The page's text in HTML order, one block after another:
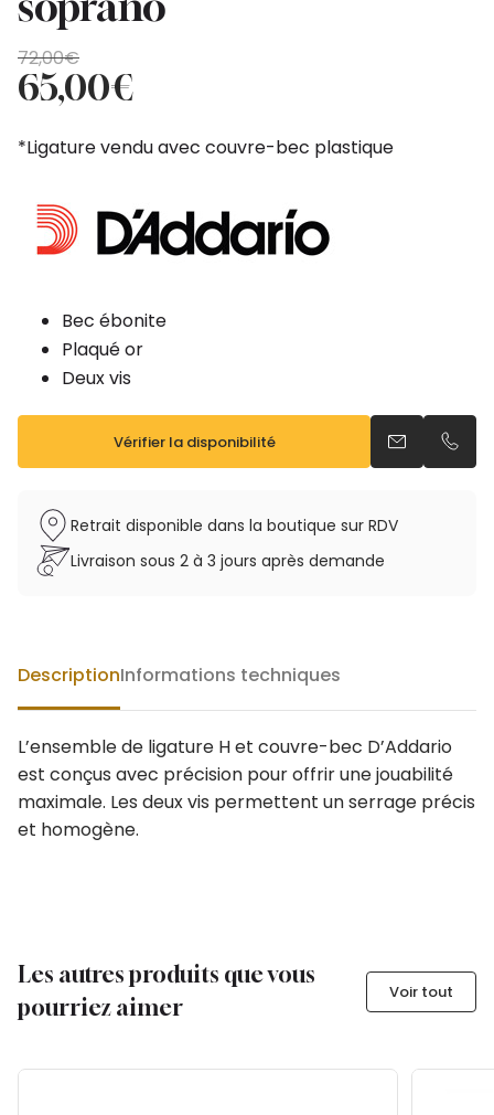
72,00€
Le
prix
initial
était :
72,00€.
65,00€
Le
prix
actuel
est :
65,00€.
*Ligature vendu avec couvre-bec plastique
Bec ébonite
Plaqué or
Deux vis
Vérifier la disponibilité Envoyer un
Retrait disponible dans la boutique sur RDV
Livraison sous 2 à 3 jours après demande
DescriptionInformations techniques
L’ensemble de ligature H et couvre-bec D’Addario
est conçus avec précision pour offrir une jouabilité
maximale. Les deux vis permettent un serrage précis
et homogène.
Les autres produits que vous
pourriez aimer
Voir tout